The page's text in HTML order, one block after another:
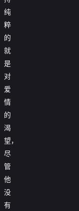
纯
粹
的
就
是
对
爱
情
的
渴
望，
尽
管
他
没
有